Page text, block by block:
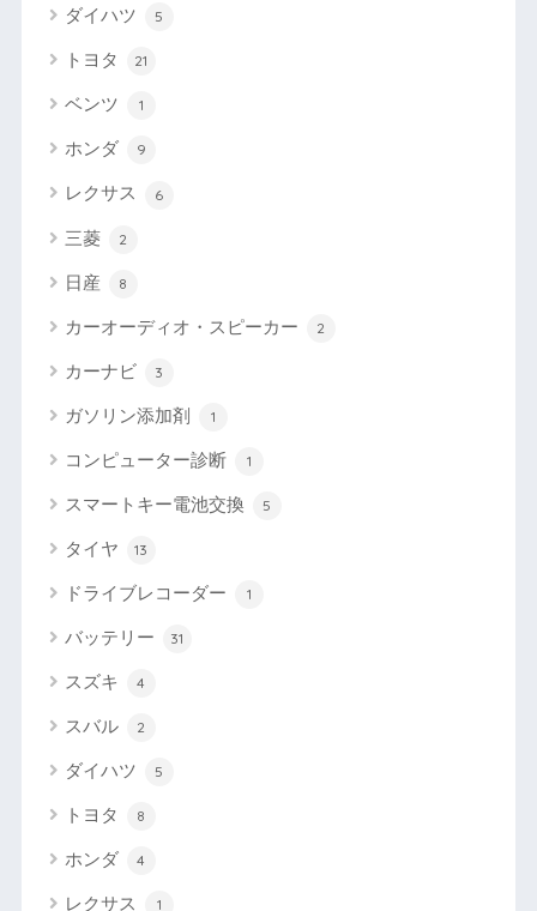
ダイハツ 5
トヨタ 21
ベンツ 1
ホンダ 9
レクサス 6
三菱 2
日産 8
カーオーディオ・スピーカー 2
カーナビ 3
ガソリン添加剤 1
コンピューター診断 1
スマートキー電池交換 5
タイヤ 13
ドライブレコーダー 1
バッテリー 31
スズキ 4
スバル 2
ダイハツ 5
トヨタ 8
ホンダ 4
レクサス 1